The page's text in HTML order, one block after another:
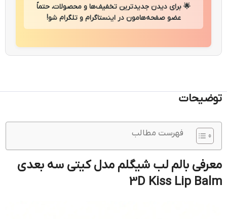
🌟 برای دیدن جدیدترین تخفیف‌ها و محصولات، حتماً
عضو صفحه‌هامون در اینستاگرام و تلگرام شو!
توضیحات
فهرست مطالب
معرفی بالم لب شیگلم مدل کیتی سه بعدی
3D Kiss Lip Balm